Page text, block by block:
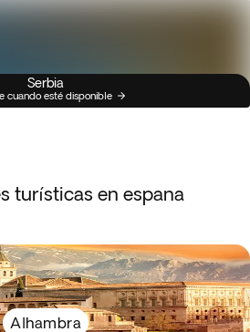
Serbia
cuando esté disponible
turísticas en espana
Alhambra